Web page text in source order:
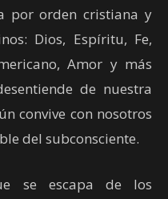
por orden cristiana y
Dios, Espíritu, Fe,
Amor y más
de nuestra
convive con nosotros
del subconsciente.
se escapa de los